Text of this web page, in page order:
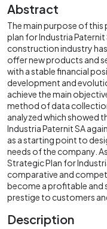
Abstract
The main purpose of
plan for Industria
construction industry
offer new products and
with a stable financial
development and
achieve the main
method of data
analyzed which showed
Industria Paternit SA
as a starting point to
needs of the company.
Strategic Plan for
comparative and
become a profitable and
prestige to customers
Description